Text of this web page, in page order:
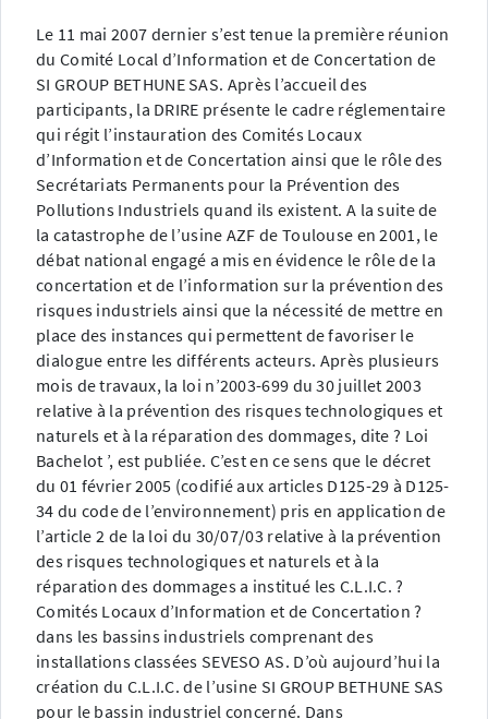
Le 11 mai 2007 dernier s’est tenue la première réunion
du Comité Local d’Information et de Concertation de
SI GROUP BETHUNE SAS. Après l’accueil des
participants, la DRIRE présente le cadre réglementaire
qui régit l’instauration des Comités Locaux
d’Information et de Concertation ainsi que le rôle des
Secrétariats Permanents pour la Prévention des
Pollutions Industriels quand ils existent. A la suite de
la catastrophe de l’usine AZF de Toulouse en 2001, le
débat national engagé a mis en évidence le rôle de la
concertation et de l’information sur la prévention des
risques industriels ainsi que la nécessité de mettre en
place des instances qui permettent de favoriser le
dialogue entre les différents acteurs. Après plusieurs
mois de travaux, la loi n’2003-699 du 30 juillet 2003
relative à la prévention des risques technologiques et
naturels et à la réparation des dommages, dite ? Loi
Bachelot ’, est publiée. C’est en ce sens que le décret
du 01 février 2005 (codifié aux articles D125-29 à D125-
34 du code de l’environnement) pris en application de
l’article 2 de la loi du 30/07/03 relative à la prévention
des risques technologiques et naturels et à la
réparation des dommages a institué les C.L.I.C. ?
Comités Locaux d’Information et de Concertation ?
dans les bassins industriels comprenant des
installations classées SEVESO AS. D’où aujourd’hui la
création du C.L.I.C. de l’usine SI GROUP BETHUNE SAS
pour le bassin industriel concerné. Dans